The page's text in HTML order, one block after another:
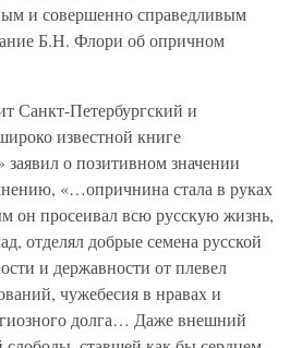
и совершенно справедливым
Б.Н. Флори об опричном
Санкт-Петербургский и
известной книге
о позитивном значении
«…опричнина стала в руках
он просеивал всю русскую жизнь,
отделял добрые семена русской
и державности от плевел
чужебесия в нравах и
долга… Даже внешний